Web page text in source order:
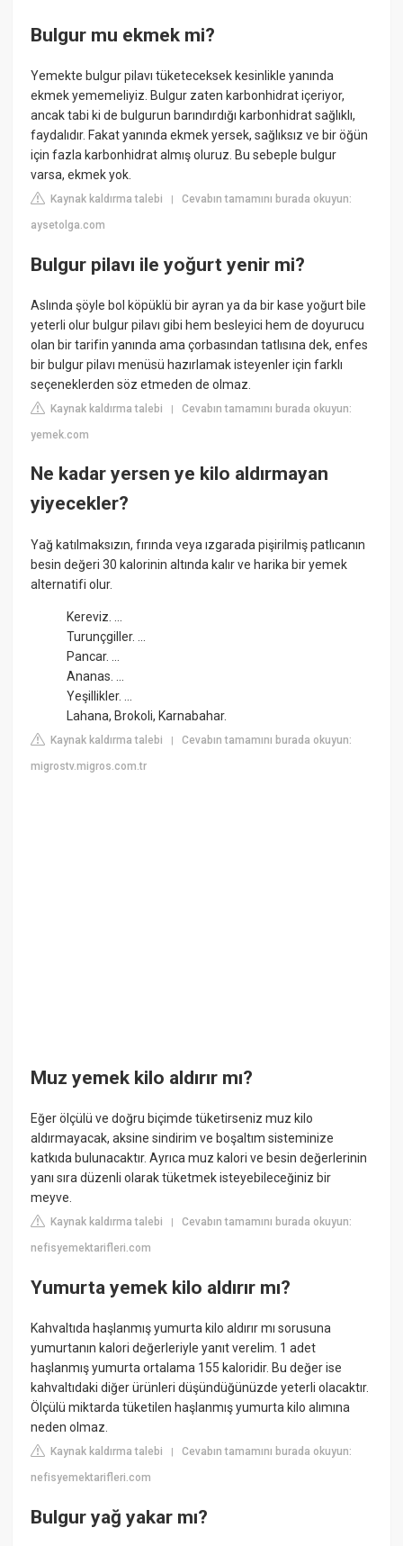
Bulgur mu ekmek mi?
Yemekte bulgur pilavı tüketeceksek kesinlikle yanında
ekmek yememeliyiz. Bulgur zaten karbonhidrat içeriyor,
ancak tabi ki de bulgurun barındırdığı karbonhidrat sağlıklı,
faydalıdır. Fakat yanında ekmek yersek, sağlıksız ve bir öğün
için fazla karbonhidrat almış oluruz. Bu sebeple bulgur
varsa, ekmek yok.
Kaynak kaldırma talebi |Cevabın tamamını burada okuyun:
aysetolga.com
Bulgur pilavı ile yoğurt yenir mi?
Aslında şöyle bol köpüklü bir ayran ya da bir kase yoğurt bile
yeterli olur bulgur pilavı gibi hem besleyici hem de doyurucu
olan bir tarifin yanında ama çorbasından tatlısına dek, enfes
bir bulgur pilavı menüsü hazırlamak isteyenler için farklı
seçeneklerden söz etmeden de olmaz.
Kaynak kaldırma talebi |Cevabın tamamını burada okuyun:
yemek.com
Ne kadar yersen ye kilo aldırmayan
yiyecekler?
Yağ katılmaksızın, fırında veya ızgarada pişirilmiş patlıcanın
besin değeri 30 kalorinin altında kalır ve harika bir yemek
alternatifi olur.
Kereviz. ...
Turunçgiller. ...
Pancar. ...
Ananas. ...
Yeşillikler. ...
Lahana, Brokoli, Karnabahar.
Kaynak kaldırma talebi |Cevabın tamamını burada okuyun:
migrostv.migros.com.tr
Muz yemek kilo aldırır mı?
Eğer ölçülü ve doğru biçimde tüketirseniz muz kilo
aldırmayacak, aksine sindirim ve boşaltım sisteminize
katkıda bulunacaktır. Ayrıca muz kalori ve besin değerlerinin
yanı sıra düzenli olarak tüketmek isteyebileceğiniz bir
meyve.
Kaynak kaldırma talebi |Cevabın tamamını burada okuyun:
nefisyemektarifleri.com
Yumurta yemek kilo aldırır mı?
Kahvaltıda haşlanmış yumurta kilo aldırır mı sorusuna
yumurtanın kalori değerleriyle yanıt verelim. 1 adet
haşlanmış yumurta ortalama 155 kaloridir. Bu değer ise
kahvaltıdaki diğer ürünleri düşündüğünüzde yeterli olacaktır.
Ölçülü miktarda tüketilen haşlanmış yumurta kilo alımına
neden olmaz.
Kaynak kaldırma talebi |Cevabın tamamını burada okuyun:
nefisyemektarifleri.com
Bulgur yağ yakar mı?